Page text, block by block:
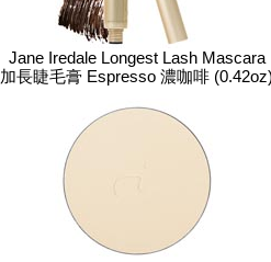
Jane Iredale Longest Lash Mascara
加長睫毛膏 Espresso 濃咖啡